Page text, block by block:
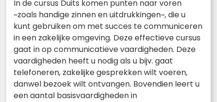
In de cursus Duits komen punten naar voren
~zoals handige zinnen en uitdrukkingen~, die u
kunt gebruiken om met succes te communiceren
in een zakelijke omgeving. Deze effectieve cursus
gaat in op communicatieve vaardigheden. Deze
vaardigheden heeft u nodig als u bijv. gaat
telefoneren, zakelijke gesprekken wilt voeren,
danwel bezoek wilt ontvangen. Bovendien leert u
een aantal basisvaardigheden in